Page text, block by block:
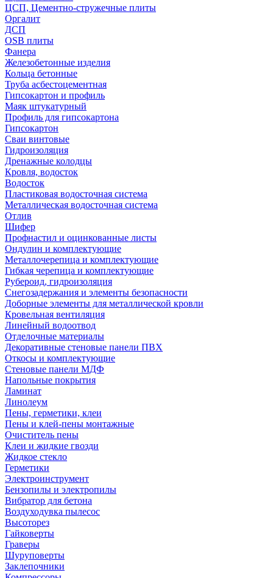
ЦСП, Цементно-стружечные плиты
Оргалит
ДСП
OSB плиты
Фанера
Железобетонные изделия
Кольца бетонные
Труба асбестоцементная
Гипсокартон и профиль
Маяк штукатурный
Профиль для гипсокартона
Гипсокартон
Сваи винтовые
Гидроизоляция
Дренажные колодцы
Кровля, водосток
Водосток
Пластиковая водосточная система
Металлическая водосточная система
Отлив
Шифер
Профнастил и оцинкованные листы
Ондулин и комплектующие
Металлочерепица и комплектующие
Гибкая черепица и комплектующие
Рубероид, гидроизоляция
Снегозадержания и элементы безопасности
Доборные элементы для металлической кровли
Кровельная вентиляция
Линейный водоотвод
Отделочные материалы
Декоративные стеновые панели ПВХ
Откосы и комплектующие
Стеновые панели МДФ
Напольные покрытия
Ламинат
Линолеум
Пены, герметики, клеи
Пены и клей-пены монтажные
Очиститель пены
Клеи и жидкие гвозди
Жидкое стекло
Герметики
Электроинструмент
Бензопилы и электропилы
Вибратор для бетона
Воздуходувка пылесос
Высоторез
Гайковерты
Граверы
Шуруповерты
Заклепочники